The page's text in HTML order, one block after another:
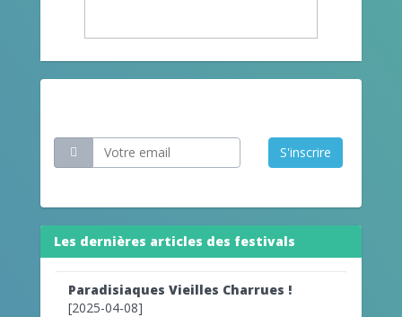
S'inscrire
Les dernières articles des festivals
Paradisiaques Vieilles Charrues !
[2025-04-08]